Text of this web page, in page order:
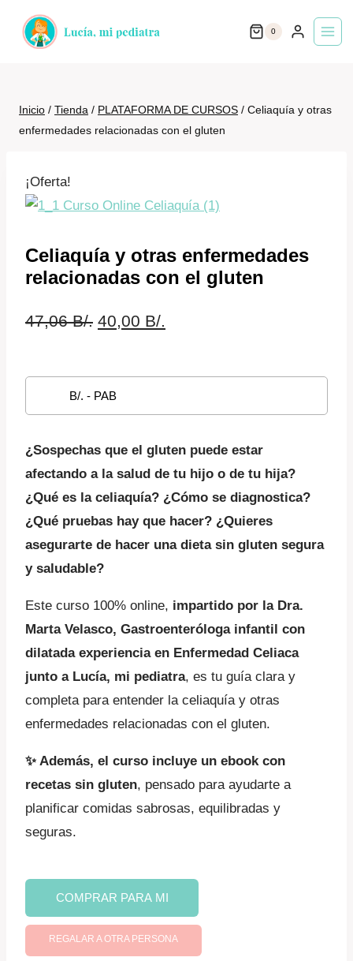
0
Inicio / Tienda / PLATAFORMA DE CURSOS / Celiaquía y otras
enfermedades relacionadas con el gluten
¡Oferta!
Celiaquía y otras enfermedades
relacionadas con el gluten
47,06B/. El
original
era:
40,00 B/.
actual
es:
B/. - PAB
¿Sospechas que el gluten puede estar
afectando a la salud de tu hijo o de tu hija?
¿Qué es la celiaquía? ¿Cómo se diagnostica?
¿Qué pruebas hay que hacer? ¿Quieres
asegurarte de hacer una dieta sin gluten segura
y saludable?
Este curso 100% online, impartido por la Dra.
Marta Velasco, Gastroenteróloga infantil con
dilatada experiencia en Enfermedad Celiaca
junto a Lucía, mi pediatra, es tu guía clara y
completa para entender la celiaquía y otras
enfermedades relacionadas con el gluten.
✨ Además, el curso incluye un ebook con
recetas sin gluten, pensado para ayudarte a
planificar comidas sabrosas, equilibradas y
seguras.
Celiaquía
otras
enfermedades
COMPRAR PARA MI
REGALAR A OTRA PERSONA